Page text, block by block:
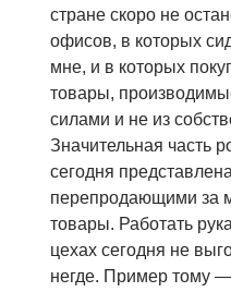
стране скоро не
офисов, в которых
мне, и в которых
товары,
силами и не из
Значительная часть
сегодня
перепродающими за
товары. Работать
цехах сегодня не
негде. Пример тому